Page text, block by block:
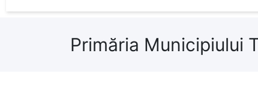
Primăria Municipiului